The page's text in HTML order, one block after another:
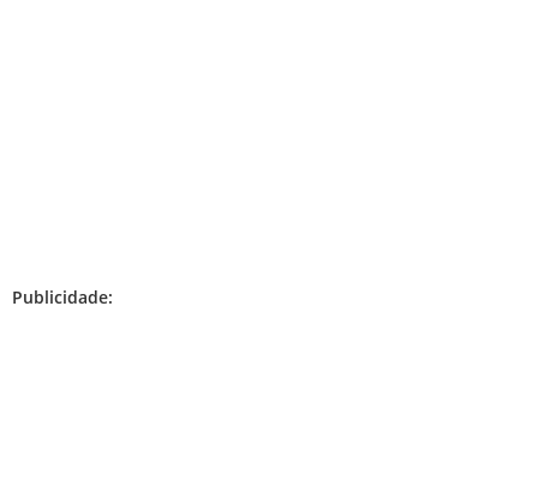
Publicidade: